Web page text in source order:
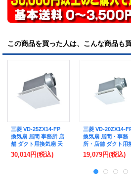
この商品を買った人は、こんな商品も
三菱 VD-25ZX14-FP
換気扇 居間 事務所 店
舗 ダクト用換気扇 天
井埋込形 低騒音形 フ
ラットインテリアタイ
30,014円(税込)
三菱 VD-20ZX14-
換気扇 居間・事務
所・店舗 ダクト用
気扇 天井埋込形 低
音形 フラットインテ
ワイト (VD-20ZX13-
19,079円(税込)